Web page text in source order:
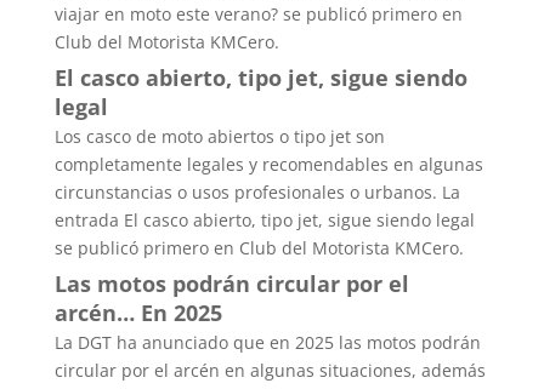
viajar en moto este verano? se publicó primero en
Club del Motorista KMCero.
El casco abierto, tipo jet, sigue siendo
legal
Los casco de moto abiertos o tipo jet son
completamente legales y recomendables en algunas
circunstancias o usos profesionales o urbanos. La
entrada El casco abierto, tipo jet, sigue siendo legal
se publicó primero en Club del Motorista KMCero.
Las motos podrán circular por el
arcén… En 2025
La DGT ha anunciado que en 2025 las motos podrán
circular por el arcén en algunas situaciones, además